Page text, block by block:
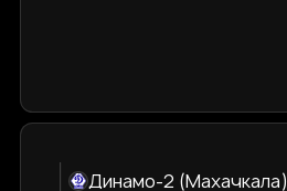
Динамо-2 (Махачкала)